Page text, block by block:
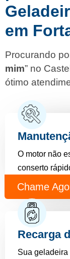
em
Procurando
mim” no
ótimo
O motor não
conserto
Chame
Recarga
Sua